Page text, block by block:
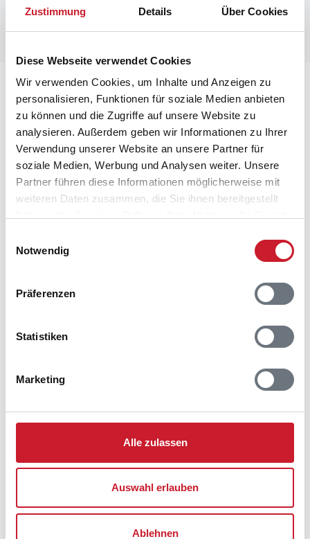
Zustimmung Details Über Cookies
Diese Webseite verwendet Cookies
Wir verwenden Cookies, um Inhalte und Anzeigen zu
personalisieren, Funktionen für soziale Medien anbieten
zu können und die Zugriffe auf unsere Website zu
analysieren. Außerdem geben wir Informationen zu Ihrer
Verwendung unserer Website an unsere Partner für
soziale Medien, Werbung und Analysen weiter. Unsere
Partner führen diese Informationen möglicherweise mit
weiteren Daten zusammen, die Sie ihnen bereitgestellt
Notwendig
Präferenzen
Statistiken
Marketing
Alle zulassen
Auswahl erlauben
Ablehnen
Lageplan
Adresse
Ferienhaus SB113
Oddermosen 11
6470 Sydals
Belegungskalender